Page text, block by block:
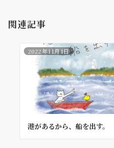
関連記事
2022年11月1日
港があるから、船を出す。